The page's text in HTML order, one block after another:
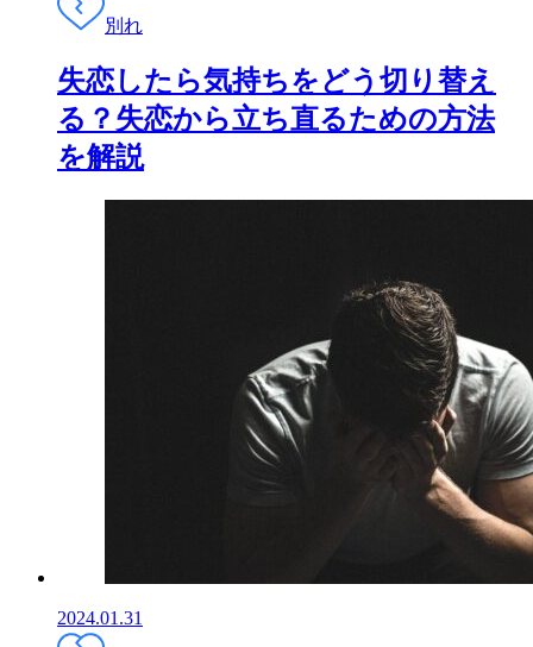
別れ
失恋したら気持ちをどう切り替え
る？失恋から立ち直るための方法
を解説
2024.01.31